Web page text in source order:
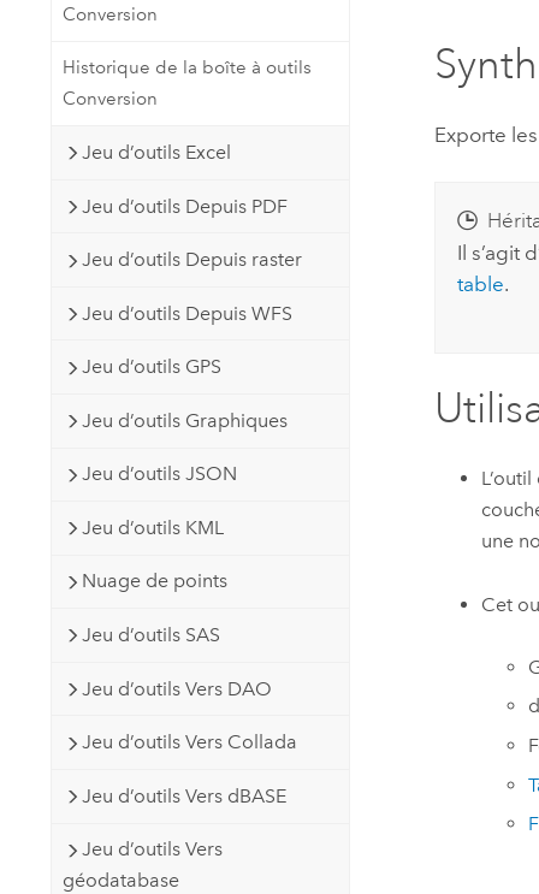
Créer des applications de
Conversion
Historique de la boîte à outils
Conversion
Jeu d’outils Excel
Jeu d’outils Depuis PDF
Jeu d’outils Depuis raster
Jeu d’outils Depuis WFS
Jeu d’outils GPS
Jeu d’outils Graphiques
Jeu d’outils JSON
Jeu d’outils KML
Nuage de points
Jeu d’outils SAS
Jeu d’outils Vers DAO
Jeu d’outils Vers Collada
Jeu d’outils Vers dBASE
Jeu d’outils Vers
géodatabase
Exporte
Il s’agit
table.
une
Cet